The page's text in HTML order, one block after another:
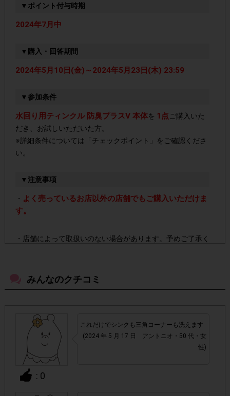
▼ポイント付与時期
2024年7月中
▼購入・回答期間
2024年5月10日(金)～2024年5月23日(木) 23:59
▼参加条件
水回り用ティンクル 防臭プラスV 本体を 1点 ご購入いた
だき、お試しいただいた方。
※詳細条件については「チェックポイント」をご確認くださ
い。
▼注意事項
・ よく売っているお店以外の店舗でもご購入いただけま
す。
・店舗によって取扱いのない場合があります。予めご了承く
・参加(申し込み)を回答前にしていただければ、募集人数が
上限に達しても、掲載期間内のアンケート回答が可能です。
・悪質な投稿があった場合、
だくこともあります。
・スマートフォン、携帯電話、タブレットPCにつきまし
て、機種によってはアンケートに回答できない場合がござい
ます。
みんなのクチコミ
: 0
これだけでシンクも三角コーナーも洗えます
(2024 年 5 月 17 日 アントニオ・50 代・女
性)